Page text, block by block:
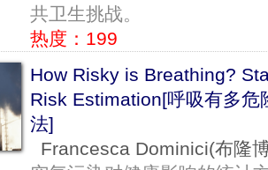
共卫生挑战。
热度：199
How Risky is Breathing?
Risk Estimation[呼吸有多危
法]
Francesca Dominici(布隆